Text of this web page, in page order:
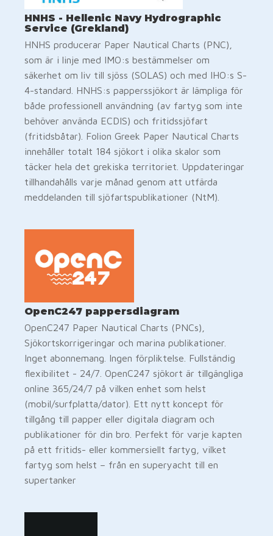
HNHS - Hellenic Navy Hydrographic
Service (Grekland)
HNHS producerar Paper Nautical Charts (PNC),
som är i linje med IMO:s bestämmelser om
säkerhet om liv till sjöss (SOLAS) och med IHO:s S-
4-standard. HNHS:s papperssjökort är lämpliga för
både professionell användning (av fartyg som inte
behöver använda ECDIS) och fritidssjöfart
(fritidsbåtar). Folion Greek Paper Nautical Charts
innehåller totalt 184 sjökort i olika skalor som
täcker hela det grekiska territoriet. Uppdateringar
tillhandahålls varje månad genom att utfärda
meddelanden till sjöfartspublikationer (NtM).
OpenC247 pappersdiagram
OpenC247 Paper Nautical Charts (PNCs),
Sjökortskorrigeringar och marina publikationer.
Inget abonnemang. Ingen förpliktelse. Fullständig
flexibilitet - 24/7. OpenC247 sjökort är tillgängliga
online 365/24/7 på vilken enhet som helst
(mobil/surfplatta/dator). Ett nytt koncept för
tillgång till papper eller digitala diagram och
publikationer för din bro. Perfekt för varje kapten
på ett fritids- eller kommersiellt fartyg, vilket
fartyg som helst – från en superyacht till en
supertanker